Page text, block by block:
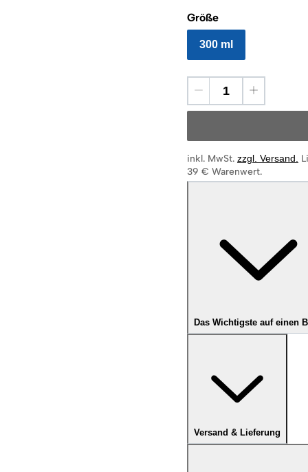
Größe
300 ml
inkl. MwSt. zzgl. Versand
39 € Warenwert.
Das Wichtigste auf einen
Versand & Lieferung